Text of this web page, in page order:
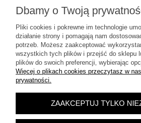
POKAŻ PEŁNĄ WERSJĘ
Sklep internetowy
Dbamy o Twoją
Pliki cookies i pokrewne im technologie
działanie strony i pomagają nam
potrzeb. Możesz zaakceptować
wszystkich tych plików i przejść do sklepu
plików do swoich preferencji, wybierając
Więcej o plikach cookies przeczytasz w
prywatności.
ZAAKCEPTUJ TYLKO